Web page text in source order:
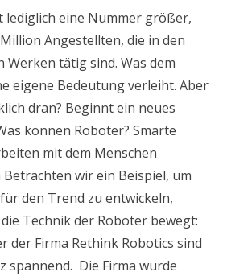
lediglich eine Nummer größer,
Angestellten, die in den
Werken tätig sind. Was dem
eigene Bedeutung verleiht. Aber
dran? Beginnt ein neues
können Roboter? Smarte
mit dem Menschen
Betrachten wir ein Beispiel, um
den Trend zu entwickeln,
Technik der Roboter bewegt:
der Firma Rethink Robotics sind
spannend. Die Firma wurde